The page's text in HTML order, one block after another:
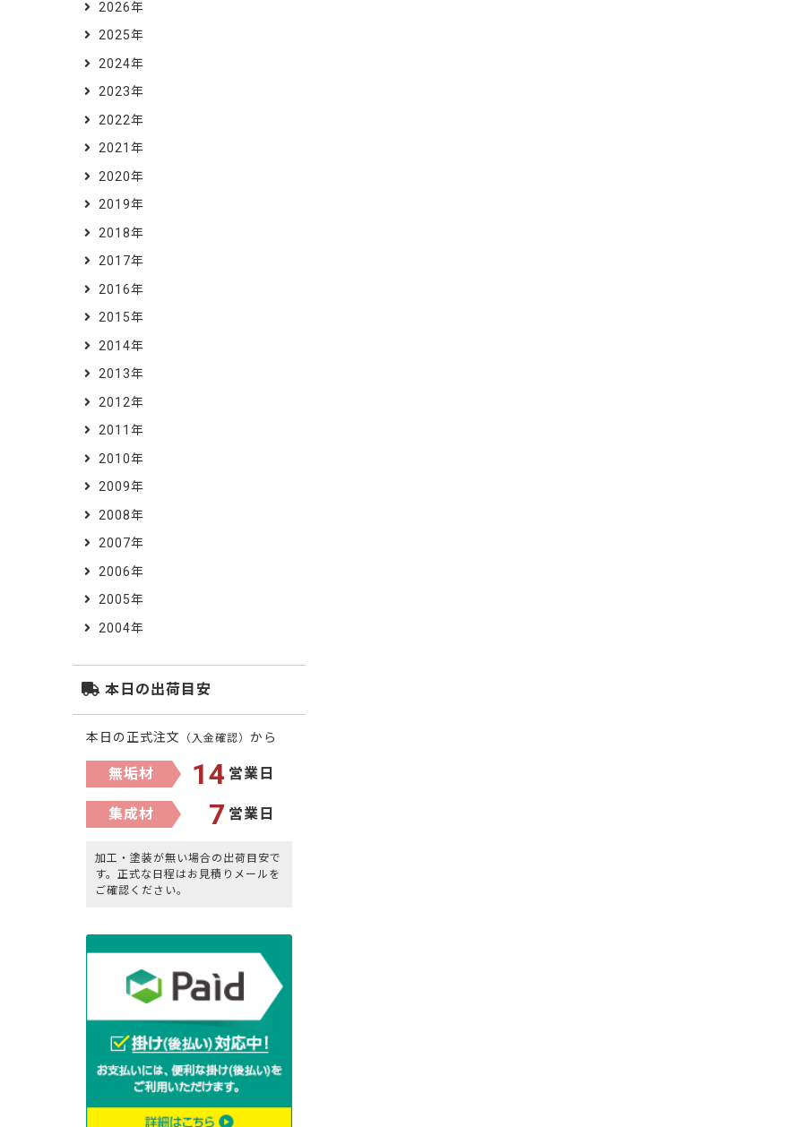
2026年
2025年
2024年
2023年
2022年
2021年
2020年
2019年
2018年
2017年
2016年
2015年
2014年
2013年
2012年
2011年
2010年
2009年
2008年
2007年
2006年
2005年
2004年
本日の出荷目安
本日の正式注文 （入金確認） から
無垢材 14 営業日
集成材 7 営業日
加工・塗装が無い場合の出荷目安で
す。正式な日程はお見積りメールを
ご確認ください。